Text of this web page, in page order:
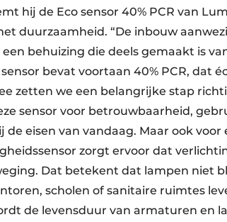
hij de Eco sensor 40% PCR van
duurzaamheid. “De inbouw
behuizing die deels gemaakt is
bevat voortaan 40% PCR, dat
zetten we een belangrijke stap
sensor voor betrouwbaarheid,
de eisen van vandaag. Maar ook
zorgt ervoor dat
Dat betekent dat lampen niet
scholen of sanitaire ruimtes
de levensduur van armaturen en